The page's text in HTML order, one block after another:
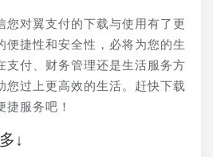
您对翼支付的下载与使用有了更
便捷性和安全性，必将为您的生
支付、财务管理还是生活服务方
您过上更高效的生活。赶快下载
服务吧！
↓